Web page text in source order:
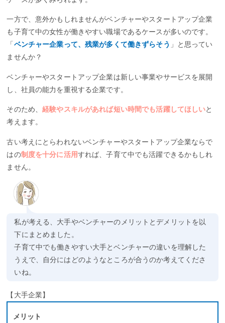
一方で、意外かもしれませんがベンチャーやスタートアップ企業
も子育て中の女性が働きやすい職場であるケースが多いのです。
「 ベンチャー企業って、残業が多くて働きずらそう 」と思ってい
ませんか？
ベンチャーやスタートアップ企業は新しい事業やサービスを展開
し、社員の能力を重視する企業です。
そのため、経験やスキルがあれば短い時間でも活躍してほしいと
考えます。
古い考えにとらわれないベンチャーやスタートアップ企業ならで
はの制度を十分に活用すれば、子育て中でも活躍できるかもしれ
ません。
私が考える、大手やベンチャーのメリットとデメリットを以
下にまとめました。
子育て中でも働きやすい大手とベンチャーの違いを理解した
うえで、自分にはどのようなところが合うのか考えてくださ
いね。
【大手企業】
メリット